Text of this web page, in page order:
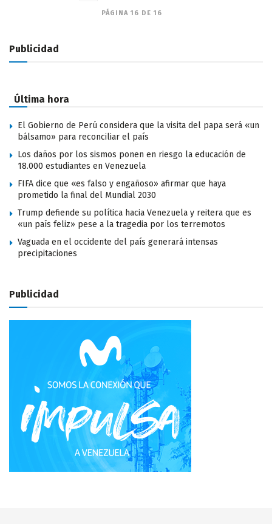
PÁGINA 16 DE 16
Publicidad
Última hora
El Gobierno de Perú considera que la visita del papa será «un
bálsamo» para reconciliar el país
Los daños por los sismos ponen en riesgo la educación de
18.000 estudiantes en Venezuela
FIFA dice que «es falso y engañoso» afirmar que haya
prometido la final del Mundial 2030
Trump defiende su política hacia Venezuela y reitera que es
«un país feliz» pese a la tragedia por los terremotos
Vaguada en el occidente del país generará intensas
precipitaciones
Publicidad